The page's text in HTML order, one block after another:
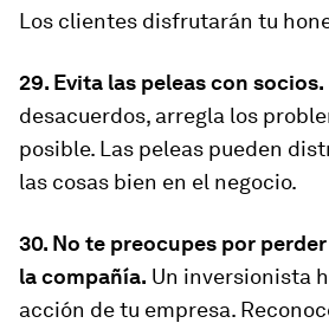
Los clientes disfrutarán tu
29. Evita las peleas con socios.
desacuerdos, arregla los
posible. Las peleas pueden
las cosas bien en el negocio.
30. No te preocupes por
la compañía. Un inversionista
acción de tu empresa.